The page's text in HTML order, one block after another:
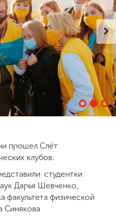
прошел Слёт
клубов.
студентки
Дарья Шевченко,
факультета физической
Синякова